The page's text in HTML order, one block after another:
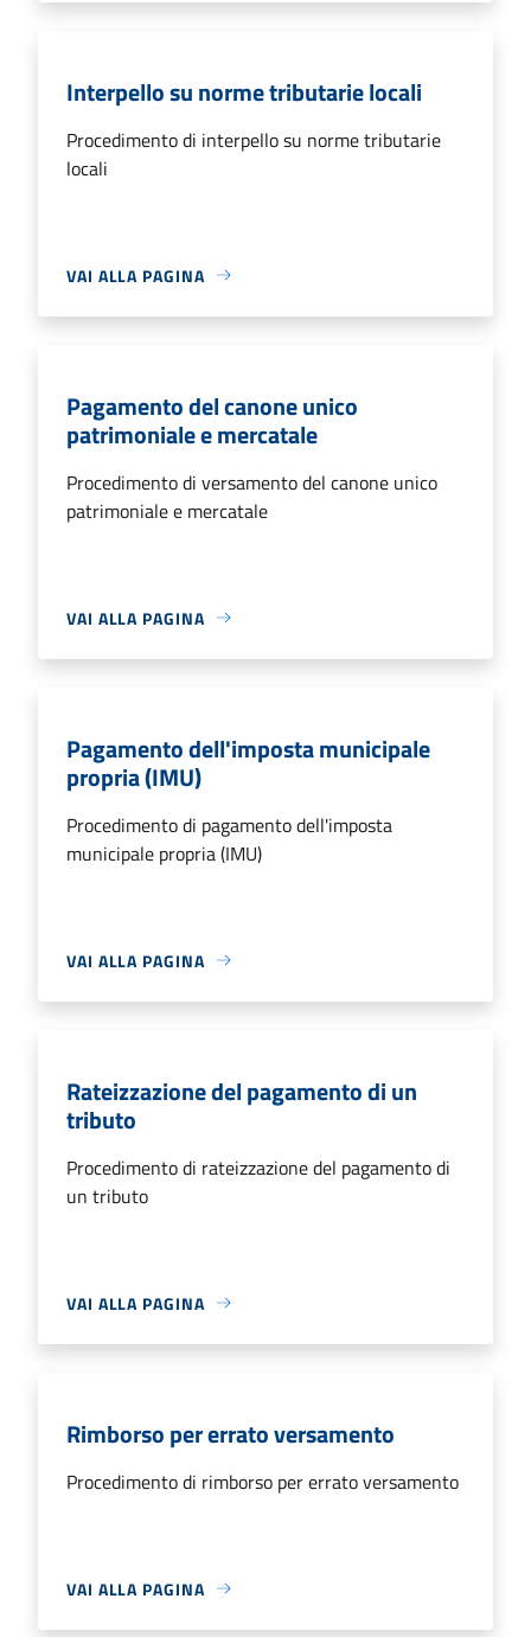
Interpello su norme tributarie locali
Procedimento di interpello su norme tributarie
locali
VAI ALLA PAGINA
Pagamento del canone unico
patrimoniale e mercatale
Procedimento di versamento del canone unico
patrimoniale e mercatale
VAI ALLA PAGINA
Pagamento dell'imposta municipale
propria (IMU)
Procedimento di pagamento dell'imposta
municipale propria (IMU)
VAI ALLA PAGINA
Rateizzazione del pagamento di un
tributo
Procedimento di rateizzazione del pagamento di
un tributo
VAI ALLA PAGINA
Rimborso per errato versamento
Procedimento di rimborso per errato versamento
VAI ALLA PAGINA